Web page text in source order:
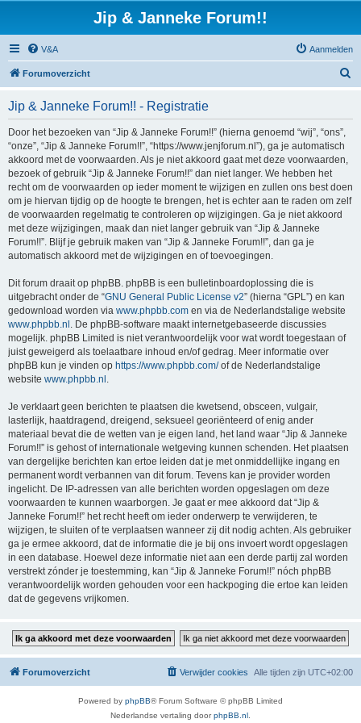
Jip & Janneke Forum!!
V&A Aanmelden
Forumoverzicht
Jip & Janneke Forum!! - Registratie
Door het bezoeken van “Jip & Janneke Forum!!” (hierna genoemd “wij”, “ons”,
“onze”, “Jip & Janneke Forum!!”, “https://www.jenjforum.nl”), ga je automatisch
akkoord met de voorwaarden. Als je niet akkoord gaat met deze voorwaarden,
bezoek of gebruik “Jip & Janneke Forum!!” dan niet langer. We hebben het
recht om de voorwaarden op ieder moment te wijzigen en zullen ons best doen
om je hiervan tijdig op de hoogte te brengen, het is echter aan te raden om zelf
de voorwaarden regelmatig te controleren op wijzigingen. Ga je niet akkoord
met deze wijzigingen, maak dan niet langer gebruik van “Jip & Janneke
Forum!!”. Blijf je gebruik maken van “Jip & Janneke Forum!!”, dan ga je
automatisch akkoord met de wijzigingen en of toevoegingen.
Dit forum draait op phpBB. phpBB is een bulletinboardoplossing die is
uitgebracht onder de “GNU General Public License v2” (hierna “GPL”) en kan
gedownload worden via www.phpbb.com en via de Nederlandstalige website
www.phpbb.nl . De phpBB-software maakt internetgebaseerde discussies
mogelijk. phpBB Limited is niet verantwoordelijk voor wat wordt toegestaan of
juist geweigerd als toelaatbare inhoud en/of gedrag. Meer informatie over
phpBB kun je vinden op https://www.phpbb.com/of de Nederlandstalige
website www.phpbb.nl .
Je verklaart geen berichten te plaatsen die kwetsend, obsceen, vulgair,
lasterlijk, haatdragend, dreigend, seksueel georiënteerd of enig ander
materiaal bevat die de wetten van je eigen land, het land waar “Jip & Janneke
Forum!!” is gehost of internationale wetgeving kunnen schenden. Het plaatsen
van dergelijke berichten kan ertoe leiden dat je met onmiddellijke ingang en
permanent wordt verbannen van dit forum. Tevens kan je provider worden
ingelicht. De IP-adressen van alle berichten worden opgeslagen om deze
voorwaarden te kunnen waarborgen. Je gaat er mee akkoord dat “Jip &
Janneke Forum!!” het recht heeft om ieder onderwerp te verwijderen, te
wijzigen, te sluiten of te verplaatsen wanneer zij dit nodig achten. Als gebruiker
ga je ermee akkoord, dat de informatie die je bij ons invoert wordt opgeslagen
in een database. Hoewel deze informatie niet aan een derde partij zal worden
verstrekt zónder je toestemming, kan “Jip & Janneke Forum!!” nóch phpBB
verantwoordelijk worden gehouden voor een hackpoging die ertoe kan leiden
dat de gegevens vrijkomen.
Forumoverzicht Alle tijden zijn UTC+02:00
Verwijder cookies
Powered by phpBB® Forum Software © phpBB Limited
Nederlandse vertaling doorphpBB.nl